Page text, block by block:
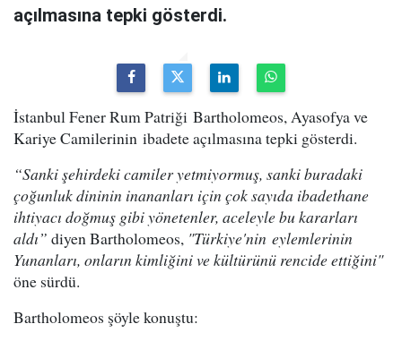
açılmasına tepki gösterdi.
İstanbul Fener Rum Patriği Bartholomeos, Ayasofya ve
Kariye Camilerinin ibadete açılmasına tepki gösterdi.
“Sanki şehirdeki camiler yetmiyormuş, sanki buradaki
çoğunluk dininin inananları için çok sayıda ibadethane
ihtiyacı doğmuş gibi yönetenler, aceleyle bu kararları
aldı” diyen Bartholomeos, "Türkiye'nin eylemlerinin
Yunanları, onların kimliğini ve kültürünü rencide ettiğini"
öne sürdü.
Bartholomeos şöyle konuştu: